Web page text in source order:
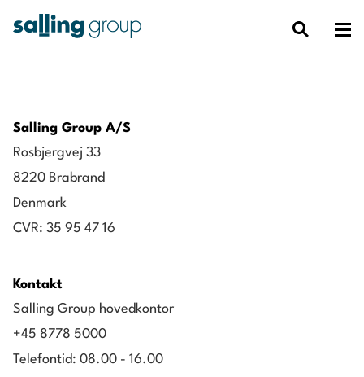
Salling Group A/S
Rosbjergvej 33
8220 Brabrand
Denmark
CVR: 35 95 47 16
Kontakt
Salling Group hovedkontor
+45 8778 5000
Telefontid: 08.00 - 16.00